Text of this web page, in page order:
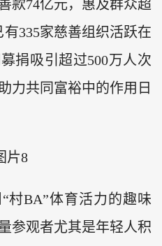
款74亿元，惠及群众超
335家慈善组织活跃在
捐吸引超过500万人次
力共同富裕中的作用日
村BA”体育活力的趣味
参观者尤其是年轻人积